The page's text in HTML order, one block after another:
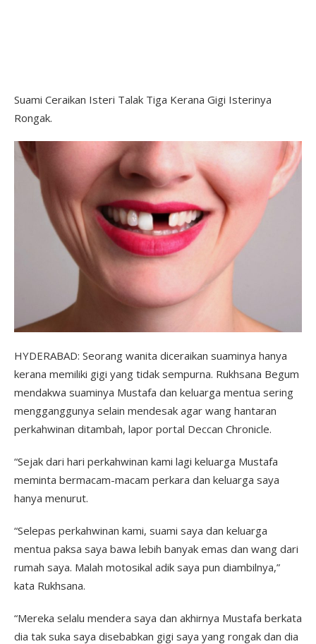
Suami Ceraikan Isteri Talak Tiga Kerana Gigi Isterinya
Rongak.
HYDERABAD: Seorang wanita diceraikan suaminya hanya
kerana memiliki gigi yang tidak sempurna. Rukhsana Begum
mendakwa suaminya Mustafa dan keluarga mentua sering
mengganggunya selain mendesak agar wang hantaran
perkahwinan ditambah, lapor portal Deccan Chronicle.
“Sejak dari hari perkahwinan kami lagi keluarga Mustafa
meminta bermacam-macam perkara dan keluarga saya
hanya menurut.
“Selepas perkahwinan kami, suami saya dan keluarga
mentua paksa saya bawa lebih banyak emas dan wang dari
rumah saya. Malah motosikal adik saya pun diambilnya,”
kata Rukhsana.
“Mereka selalu mendera saya dan akhirnya Mustafa berkata
dia tak suka saya disebabkan gigi saya yang rongak dan dia